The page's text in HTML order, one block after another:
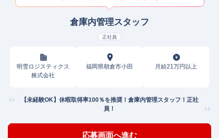
倉庫内管理スタッフ
正社員
明雪ロジスティクス
株式会社
福岡県朝倉市小田 月給21万円以上
【未経験OK】休暇取得率100％を推奨！倉庫内管理スタッフ！正社
員！
応募画面へ進む